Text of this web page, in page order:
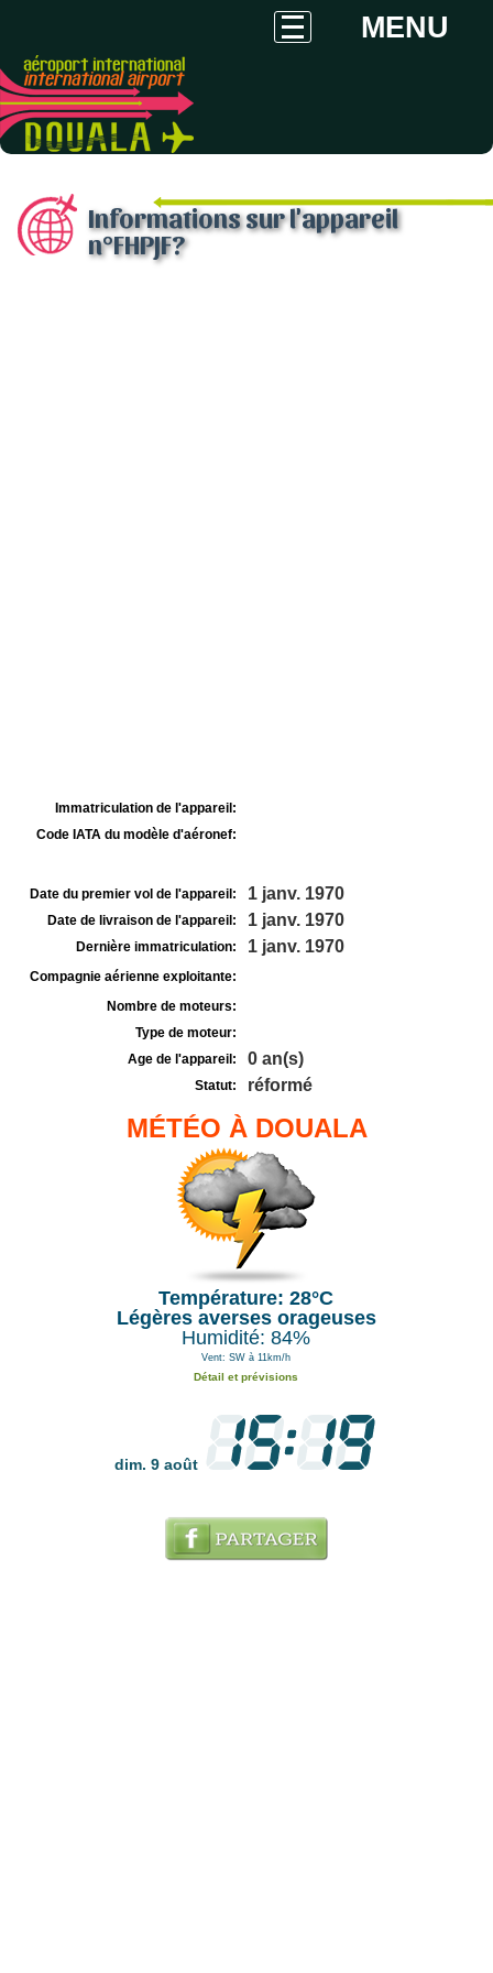
MENU
Informations sur l'appareil
n°FHPJF?
Immatriculation de l'appareil:
Code IATA du modèle d'aéronef:
Date du premier vol de l'appareil: 1 janv. 1970
Date de livraison de l'appareil: 1 janv. 1970
Dernière immatriculation: 1 janv. 1970
Compagnie aérienne exploitante:
Nombre de moteurs:
Type de moteur:
Age de l'appareil:
0 an(s)
Statut: réformé
MÉTÉO À DOUALA
Température: 28°C
Légères averses orageuses
Humidité: 84%
Vent: SW à 11km/h
Détail et prévisions
dim. 9 août